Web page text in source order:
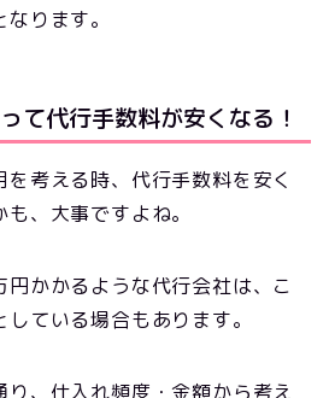
ります。
て代行手数料が安くなる！
考える時、代行手数料を安く
、大事ですよね。
かかるような代行会社は、こ
ている場合もあります。
、仕入れ頻度・金額から考え